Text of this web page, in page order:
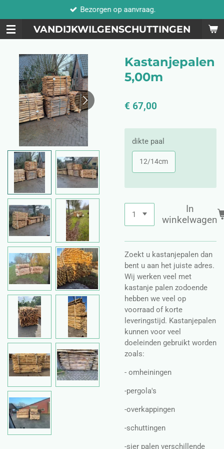
direct
naar
hoofdinhoud
VANDIJKWILGENSCHUTTINGEN
Bezorgen op aanvraag.
Kastanjepalen
5,00m
€ 67,00
dikte paal
12/14cm
In
winkelwagen
Zoekt u kastanjepalen dan
bent u aan het juiste adres.
Wij werken veel met
kastanje palen zodoende
hebben we veel op
voorraad of korte
leveringstijd. Kastanjepalen
kunnen voor veel
doeleinden gebruikt worden
zoals:
- omheiningen
-pergola's
-overkappingen
-schuttingen
-sier palen verschillende